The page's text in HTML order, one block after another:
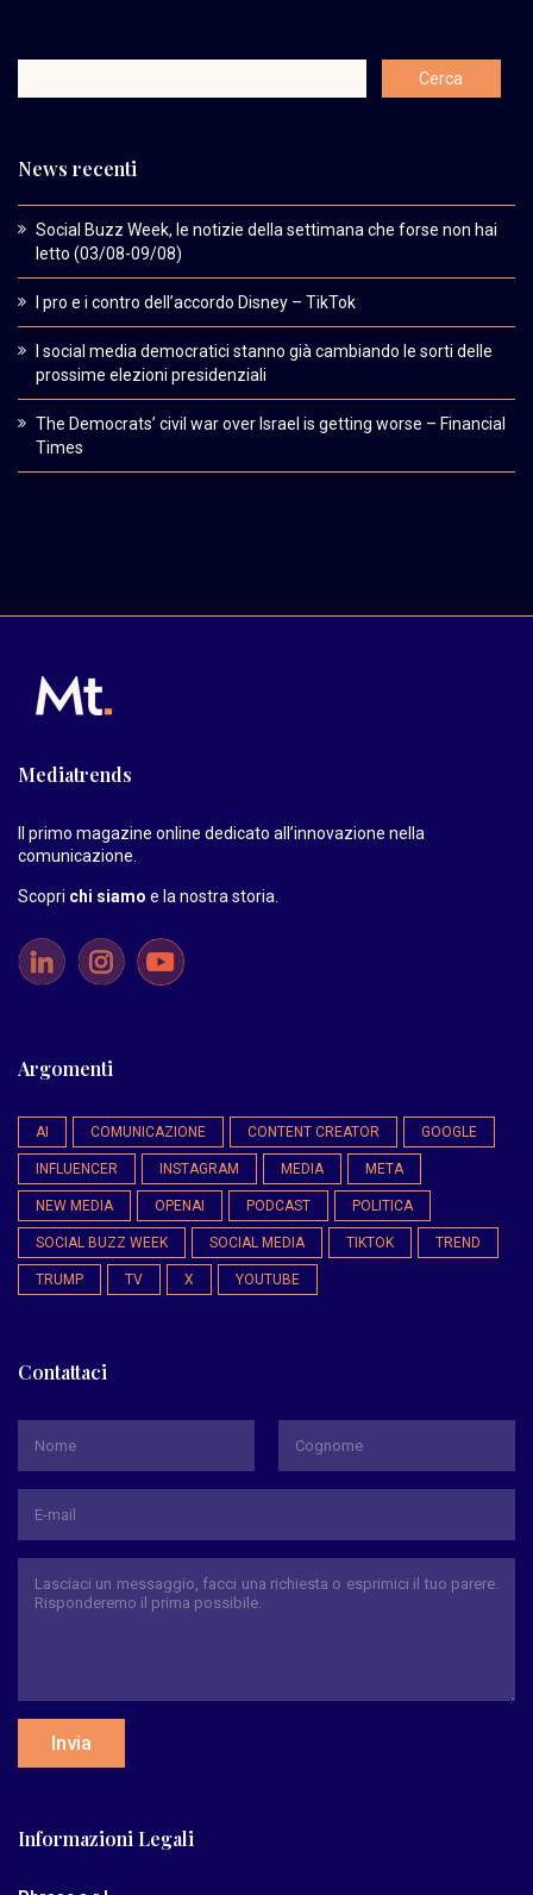
News recenti
Social Buzz Week, le notizie della settimana che forse non hai
letto (03/08-09/08)
I pro e i contro dell’accordo Disney – TikTok
I social media democratici stanno già cambiando le sorti delle
prossime elezioni presidenziali
The Democrats’ civil war over Israel is getting worse – Financial
Times
Mediatrends
Il primo magazine online dedicato all’innovazione nella
comunicazione.
Scopri chi siamo e la nostra storia
Argomenti
AI COMUNICAZIONE CONTENT CREATOR GOOGLE
INFLUENCER INSTAGRAM MEDIA META
NEW MEDIA OPENAI PODCAST POLITICA
SOCIAL BUZZ WEEK SOCIAL MEDIA TIKTOK TREND
TRUMP TV X YOUTUBE
Contattaci
Invia
Informazioni Legali